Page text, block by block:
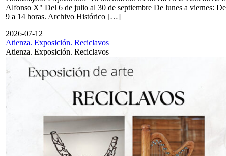
Alfonso X" Del 6 de julio al 30 de septiembre De lunes a viernes: De
9 a 14 horas. Archivo Histórico […]
2026-07-12
Atienza. Exposición. Reciclavos
Atienza. Exposición. Reciclavos